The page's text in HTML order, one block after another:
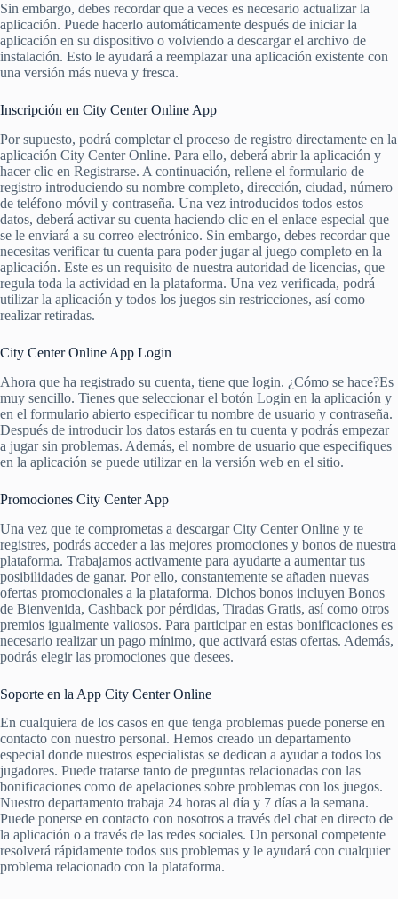
Sin embargo, debes recordar que a veces es necesario actualizar la
aplicación. Puede hacerlo automáticamente después de iniciar la
aplicación en su dispositivo o volviendo a descargar el archivo de
instalación. Esto le ayudará a reemplazar una aplicación existente con
una versión más nueva y fresca.
Inscripción en City Center Online App
Por supuesto, podrá completar el proceso de registro directamente en la
aplicación City Center Online. Para ello, deberá abrir la aplicación y
hacer clic en Registrarse. A continuación, rellene el formulario de
registro introduciendo su nombre completo, dirección, ciudad, número
de teléfono móvil y contraseña. Una vez introducidos todos estos
datos, deberá activar su cuenta haciendo clic en el enlace especial que
se le enviará a su correo electrónico. Sin embargo, debes recordar que
necesitas verificar tu cuenta para poder jugar al juego completo en la
aplicación. Este es un requisito de nuestra autoridad de licencias, que
regula toda la actividad en la plataforma. Una vez verificada, podrá
utilizar la aplicación y todos los juegos sin restricciones, así como
realizar retiradas.
City Center Online App Login
Ahora que ha registrado su cuenta, tiene que login. ¿Cómo se hace?Es
muy sencillo. Tienes que seleccionar el botón Login en la aplicación y
en el formulario abierto especificar tu nombre de usuario y contraseña.
Después de introducir los datos estarás en tu cuenta y podrás empezar
a jugar sin problemas. Además, el nombre de usuario que especifiques
en la aplicación se puede utilizar en la versión web en el sitio.
Promociones City Center App
Una vez que te comprometas a descargar City Center Online y te
registres, podrás acceder a las mejores promociones y bonos de nuestra
plataforma. Trabajamos activamente para ayudarte a aumentar tus
posibilidades de ganar. Por ello, constantemente se añaden nuevas
ofertas promocionales a la plataforma. Dichos bonos incluyen Bonos
de Bienvenida, Cashback por pérdidas, Tiradas Gratis, así como otros
premios igualmente valiosos. Para participar en estas bonificaciones es
necesario realizar un pago mínimo, que activará estas ofertas. Además,
podrás elegir las promociones que desees.
Soporte en la App City Center Online
En cualquiera de los casos en que tenga problemas puede ponerse en
contacto con nuestro personal. Hemos creado un departamento
especial donde nuestros especialistas se dedican a ayudar a todos los
jugadores. Puede tratarse tanto de preguntas relacionadas con las
bonificaciones como de apelaciones sobre problemas con los juegos.
Nuestro departamento trabaja 24 horas al día y 7 días a la semana.
Puede ponerse en contacto con nosotros a través del chat en directo de
la aplicación o a través de las redes sociales. Un personal competente
resolverá rápidamente todos sus problemas y le ayudará con cualquier
problema relacionado con la plataforma.